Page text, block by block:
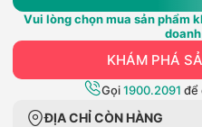
Vui lòng chọn mua sản phẩm
KHÁM PHÁ
Gọi1900.2091 để
ĐỊA CHỈ CÒN HÀNG